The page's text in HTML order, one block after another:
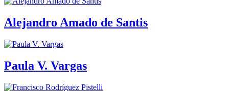
Alejandro Amado de Santis
Paula V. Vargas